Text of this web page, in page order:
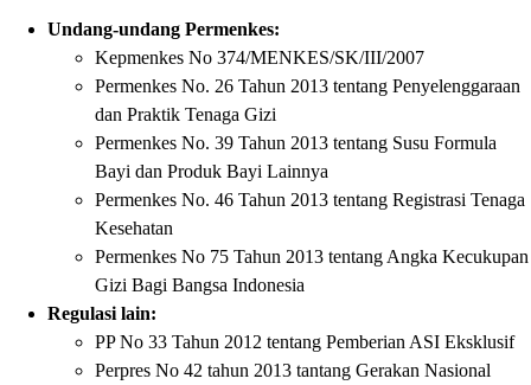
Undang-undang Permenkes:
Kepmenkes No 374/MENKES/SK/III/2007
Permenkes No. 26 Tahun 2013 tentang Penyelenggaraan
dan Praktik Tenaga Gizi
Permenkes No. 39 Tahun 2013 tentang Susu Formula
Bayi dan Produk Bayi Lainnya
Permenkes No. 46 Tahun 2013 tentang Registrasi Tenaga
Kesehatan
Permenkes No 75 Tahun 2013 tentang Angka Kecukupan
Gizi Bagi Bangsa Indonesia
Regulasi lain:
PP No 33 Tahun 2012 tentang Pemberian ASI Eksklusif
Perpres No 42 tahun 2013 tantang Gerakan Nasional